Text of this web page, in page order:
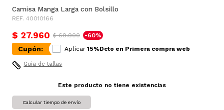
Camisa Manga Larga con Bolsillo
REF. 40010166
$ 27.960 $ 69.900 -60%
Cupón: Aplicar 15%Dcto en Primera compra web
Guia de tallas
Este producto no tiene existencias
Calcular tiempo de envío